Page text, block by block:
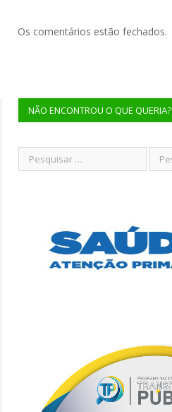
Os comentários estão fechados.
NÃO ENCONTROU O QUE QUERIA?